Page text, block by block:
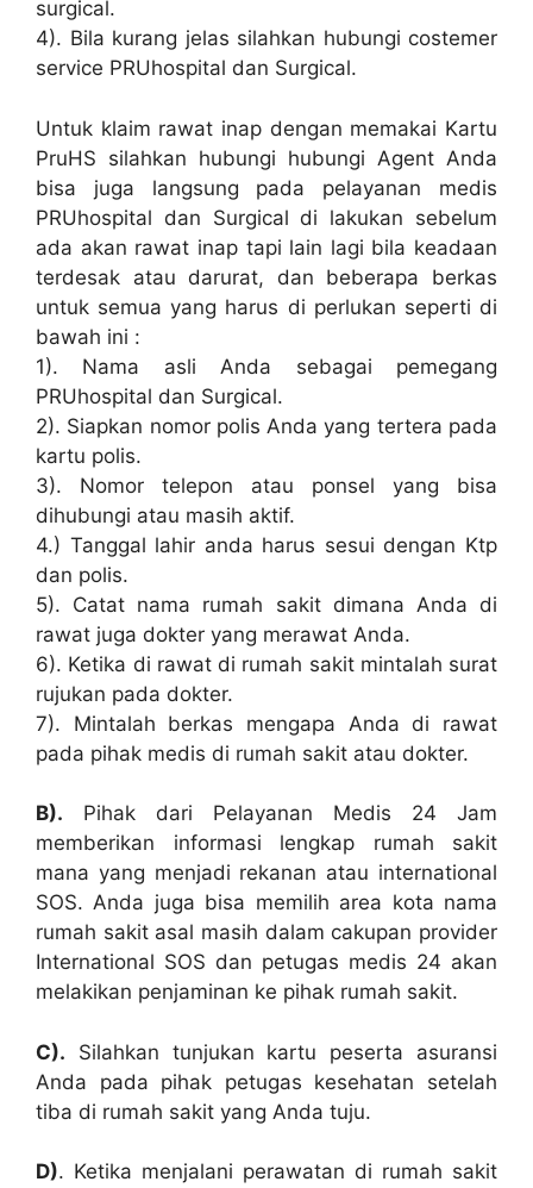
surgical.
4). Bila kurang jelas silahkan hubungi costemer
service PRUhospital dan Surgical.
Untuk klaim rawat inap dengan memakai Kartu
PruHS silahkan hubungi hubungi Agent Anda
bisa juga langsung pada pelayanan medis
PRUhospital dan Surgical di lakukan sebelum
ada akan rawat inap tapi lain lagi bila keadaan
terdesak atau darurat, dan beberapa berkas
untuk semua yang harus di perlukan seperti di
bawah ini :
1). Nama asli Anda sebagai pemegang
PRUhospital dan Surgical.
2). Siapkan nomor polis Anda yang tertera pada
kartu polis.
3). Nomor telepon atau ponsel yang bisa
dihubungi atau masih aktif.
4.) Tanggal lahir anda harus sesui dengan Ktp
dan polis.
5). Catat nama rumah sakit dimana Anda di
rawat juga dokter yang merawat Anda.
6). Ketika di rawat di rumah sakit mintalah surat
rujukan pada dokter.
7). Mintalah berkas mengapa Anda di rawat
pada pihak medis di rumah sakit atau dokter.
B). Pihak dari Pelayanan Medis 24 Jam
memberikan informasi lengkap rumah sakit
mana yang menjadi rekanan atau international
SOS. Anda juga bisa memilih area kota nama
rumah sakit asal masih dalam cakupan provider
International SOS dan petugas medis 24 akan
melakikan penjaminan ke pihak rumah sakit.
C). Silahkan tunjukan kartu peserta asuransi
Anda pada pihak petugas kesehatan setelah
tiba di rumah sakit yang Anda tuju.
D). Ketika menjalani perawatan di rumah sakit